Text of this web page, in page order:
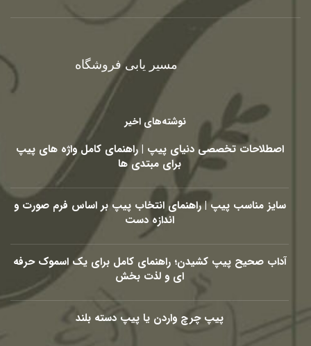
مسیر یابی فروشگاه
نوشته‌های اخیر
اصطلاحات تخصصی دنیای پیپ | راهنمای کامل واژه های پیپ
برای مبتدی ها
سایز مناسب پیپ | راهنمای انتخاب پیپ بر اساس فرم صورت و
اندازه دست
آداب صحیح پیپ کشیدن؛ راهنمای کامل برای یک اسموک حرفه
ای و لذت بخش
پیپ چرچ واردن یا پیپ دسته بلند